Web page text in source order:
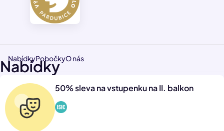
NabídkyPobočkyO nás
Nabídky
50% sleva na vstupenku na II. balkon